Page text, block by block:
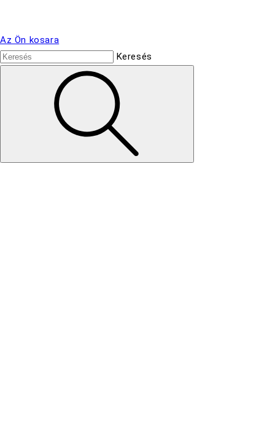
Az Ön kosara
Keresés